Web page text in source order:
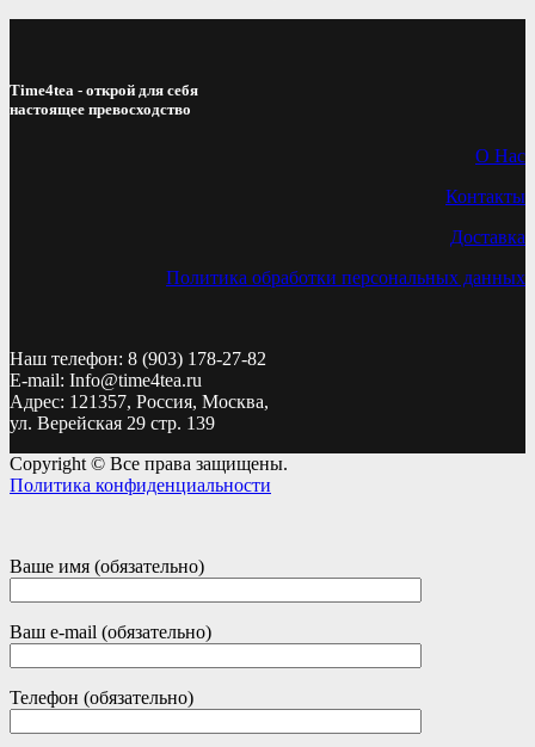
Time4tea - открой для себя
настоящее превосходство
О Нас
Контакты
Доставка
Политика обработки персональных данных
Наш телефон: 8 (903) 178-27-82
E-mail: Info@time4tea.ru
Адрес: 121357, Россия, Москва,
ул. Верейская 29 стр. 139
Copyright © Все права защищены.
Политика конфиденциальности
Ваше имя (обязательно)
Ваш e-mail (обязательно)
Телефон (обязательно)